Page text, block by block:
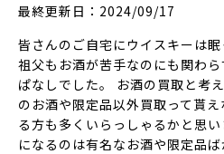
最終更新日：2024/09/17
皆さんのご自宅にウイスキーは
祖父もお酒が苦手なのにも関わ
ぱなしでした。 お酒の買取と考
のお酒や限定品以外買取って貰
る方も多くいらっしゃるかと思
になるのは有名なお酒や限定品